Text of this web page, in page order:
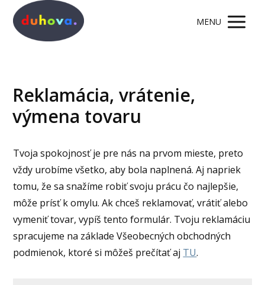
MENU
Reklamácia, vrátenie,
výmena tovaru
Tvoja spokojnosť je pre nás na prvom mieste, preto
vždy urobíme všetko, aby bola naplnená. Aj napriek
tomu, že sa snažíme robiť svoju prácu čo najlepšie,
môže prísť k omylu. Ak chceš reklamovať, vrátiť alebo
vymeniť tovar, vypíš tento formulár. Tvoju reklamáciu
spracujeme na základe Všeobecných obchodných
podmienok, ktoré si môžeš prečítať aj TU.